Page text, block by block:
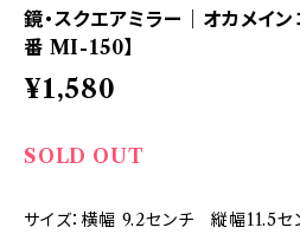
鏡・スクエアミラー｜オカメイ
番 MI-150】
¥1,580
SOLD OUT
サイズ：横幅 9.2センチ 縦幅11.5